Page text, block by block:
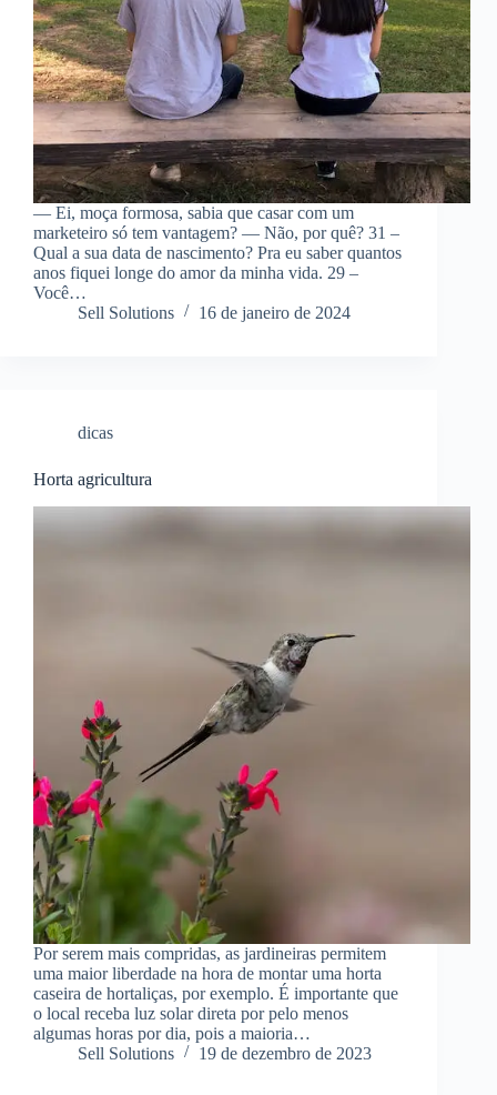
— Ei, moça formosa, sabia que casar com um
marketeiro só tem vantagem? — Não, por quê? 31 –
Qual a sua data de nascimento? Pra eu saber quantos
anos fiquei longe do amor da minha vida. 29 –
Você…
Sell Solutions
16 de janeiro de 2024
dicas
Horta agricultura
Por serem mais compridas, as jardineiras permitem
uma maior liberdade na hora de montar uma horta
caseira de hortaliças, por exemplo. É importante que
o local receba luz solar direta por pelo menos
algumas horas por dia, pois a maioria…
Sell Solutions
19 de dezembro de 2023